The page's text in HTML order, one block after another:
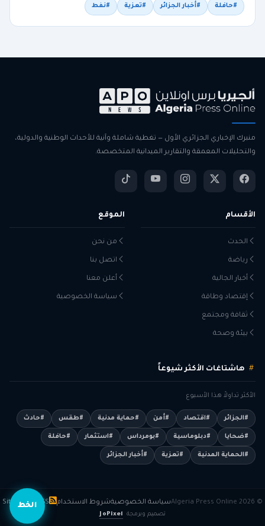
الخط
#حافلة #أخبار الجزائر #تعزية #نفط
منبرك الإخباري الجزائري الأول — تغطية شاملة وآنية للأحداث الوطنية والدولية،
والتحليلات المعمقة والتقارير الميدانية المتخصصة.
الأقسام
الحدث
رياضة
أخبار الجالية
إقتصاد وطاقة
ثقافة ومجتمع
بيئة وصحة
الموقع
من نحن
اتصل بنا
أعلن معنا
سياسة الخصوصية
هاشتاغات الأكثر شيوعاً
الأكثر تداولاً هذا الأسبوع
#الجزائر #اقتصاد #أمن #حماية مدنية #طقس #حادث
#ضحايا #دبلوماسية #بومرداس #استثمار #حافلة
#الحماية المدنية #تعزية #أخبار الجزائر
© 2026 Algeria Press Online سياسة الخصوصيةشروط الاستخدام RSS
Sitemap
تصميم وبرمجة JoPixel